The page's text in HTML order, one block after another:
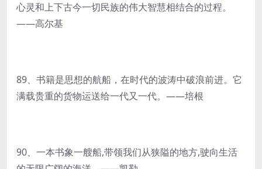
心灵和上下古今一切民族的伟大智慧相结合的过程。
——高尔基
89、书籍是思想的航船，在时代的波涛中破浪前进。它
满载贵重的货物运送给一代又一代。——培根
90、一本书象一艘船,带领我们从狭隘的地方,驶向生活